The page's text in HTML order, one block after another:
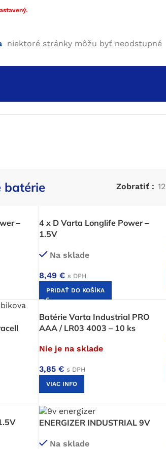
niektoré stránky môžu byť neodstupné
batérie Zobratiť 12
–
4 x D Varta Longlife Power –
1.5V
Na sklade
8,49 € s DPH
PRIDAŤ DO KOŠÍKA
Batérie Varta Industrial PRO
AAA / LR03 4003 – 10 ks
Nie je na sklade
3,85 € s DPH
VIAC INFO
ENERGIZER INDUSTRIAL 9V
Na sklade